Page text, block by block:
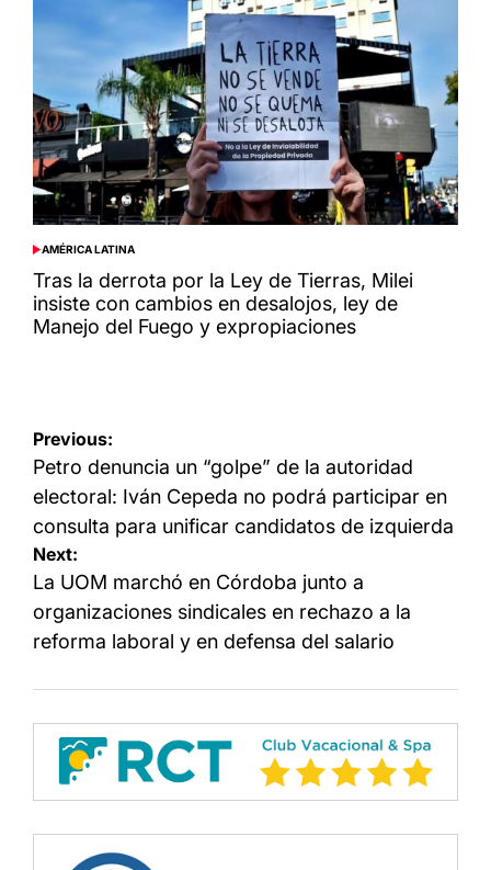
POSTED
IN
AMÉRICA LATINA
Tras la derrota por la Ley de Tierras, Milei
insiste con cambios en desalojos, ley de
Manejo del Fuego y expropiaciones
Navegación
de
entradas
Previous:
Petro denuncia un “golpe” de la autoridad
electoral: Iván Cepeda no podrá participar en
consulta para unificar candidatos de izquierda
Next:
La UOM marchó en Córdoba junto a
organizaciones sindicales en rechazo a la
reforma laboral y en defensa del salario